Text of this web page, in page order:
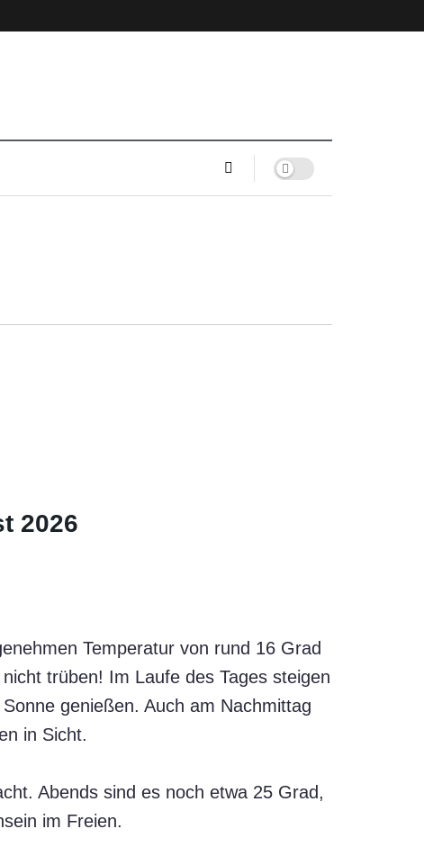
2026
Temperatur von rund 16 Grad
trüben! Im Laufe des Tages steigen
genießen. Auch am Nachmittag
in Sicht.
Abends sind es noch etwa 25 Grad,
im Freien.